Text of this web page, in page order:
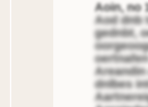
Aoin, no
Aod dnb
gednbt,
dnlbes